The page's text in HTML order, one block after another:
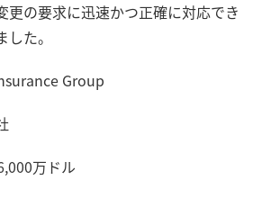
更の要求に迅速かつ正確に対応でき
た。
Group
万ドル